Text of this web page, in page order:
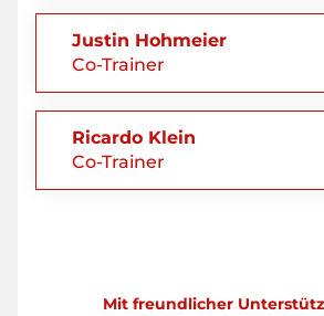
Justin Hohmeier
Co-Trainer
Ricardo Klein
Co-Trainer
Mit freundlicher